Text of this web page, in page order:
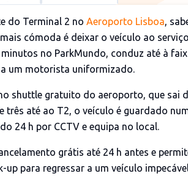
do Terminal 2 no Aeroporto Lisboa,
cómoda é deixar o veículo ao
no ParkMundo, conduz até à
a um motorista uniformizado.
shuttle gratuito do aeroporto, que sai
três até ao T2, o veículo é guardado
24 h por CCTV e equipa no local.
grátis até 24 h antes e
up para regressar a um veículo